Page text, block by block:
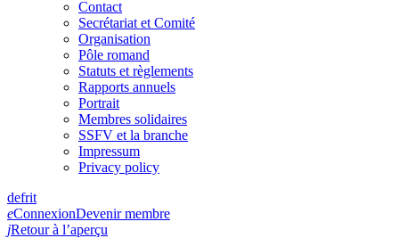
Contact
Secrétariat et Comité
Organisation
Pôle romand
Statuts et règlements
Rapports annuels
Portrait
Membres solidaires
SSFV et la branche
Impressum
Privacy policy
defrit
eConnexionDevenir membre
jRetour à l’aperçu